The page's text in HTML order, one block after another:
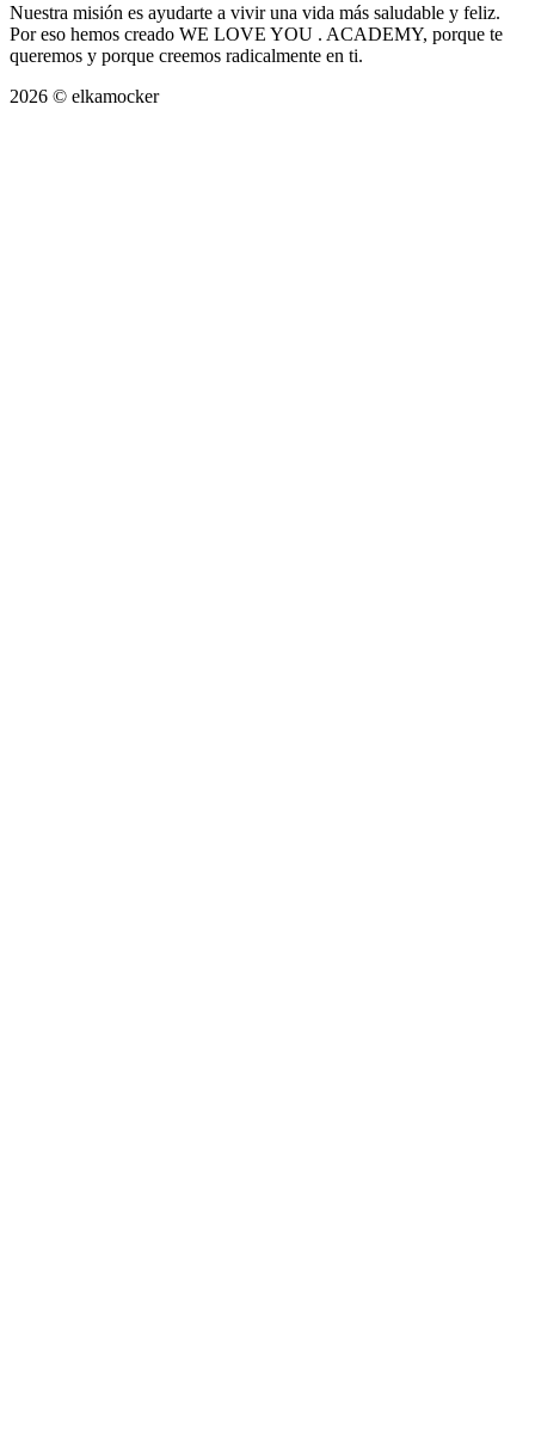
Nuestra misión es ayudarte a vivir una vida más saludable y feliz.
Por eso hemos creado WE LOVE YOU . ACADEMY, porque te
queremos y porque creemos radicalmente en ti.
2026 © elkamocker